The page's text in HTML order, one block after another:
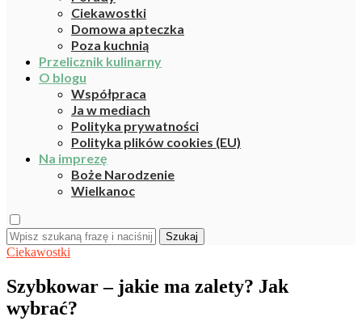
Ciekawostki
Domowa apteczka
Poza kuchnią
Przelicznik kulinarny
O blogu
Współpraca
Ja w mediach
Polityka prywatności
Polityka plików cookies (EU)
Na imprezę
Boże Narodzenie
Wielkanoc
Szukaj
Ciekawostki
Szybkowar – jakie ma zalety? Jak
wybrać?